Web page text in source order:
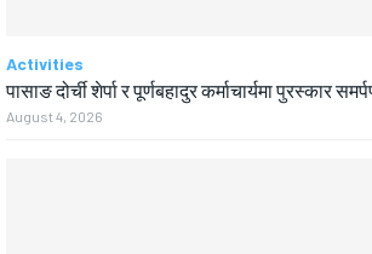
Activities
पासाङ दोर्ची शेर्पा र पूर्णबहादुर कर्माचार्यमा पुरस्कार
August 4, 2026